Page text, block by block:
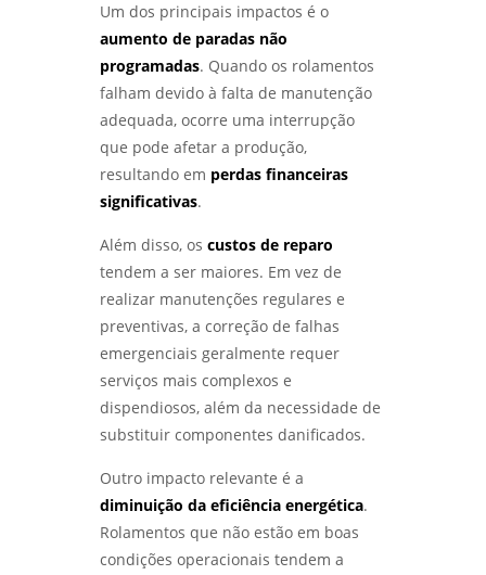
DESCUBRA COMO UM LABORATÓRIO DE
ENSAIOS MECÂNICOS REVOLUCIONA A
INDÚSTRIA - LABMETAL
DESVENDANDO OS SEGREDOS DOS ENSAIOS
MECÂNICOS PARA MATERIAIS INOVADORES -
LABMETAL
ENSAIOS NÃO DESTRUTIVOS - LABMETAL
COMO O ENSAIO DE CORROSÃO ACELERADA
GARANTE MATERIAIS DURÁVEIS - LABMETAL
COMO ESCOLHER UM LABORATÓRIO DE
ENSAIOS MECÂNICOS EM SP PARA GARANTIR A
QUALIDADE DOS SEUS MATERIAIS - LABMETAL
ANÁLISE METALOGRÁFICA PARA ENTENDER
ESTRUTURAS DOS MATERIAIS E MELHORAR
PROCESSOS - LABMETAL
COMO FUNCIONA O SERVIÇO DE
QUALIFICAÇÃO DE SOLDADOR E SUAS
qualificação de eps em são paulo
qualificacao de solda
Um dos principais impactos é o
aumento de paradas não
programadas. Quando os rolamentos
falham devido à falta de manutenção
adequada, ocorre uma interrupção
que pode afetar a produção,
resultando em perdas financeiras
significativas.
Além disso, os custos de reparo
tendem a ser maiores. Em vez de
realizar manutenções regulares e
preventivas, a correção de falhas
emergenciais geralmente requer
serviços mais complexos e
dispendiosos, além da necessidade de
substituir componentes danificados.
Outro impacto relevante é a
diminuição da eficiência energética.
Rolamentos que não estão em boas
condições operacionais tendem a